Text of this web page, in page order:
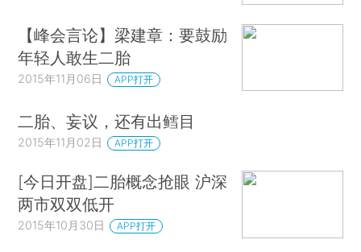
【峰会言论】梁建章：要鼓励
年轻人敢生二胎
2015年11月06日 APP打开
二胎、妄议，还有出鳕目
2015年11月02日 APP打开
[今日开盘]二胎概念抢眼 沪深
两市双双低开
2015年10月30日 APP打开